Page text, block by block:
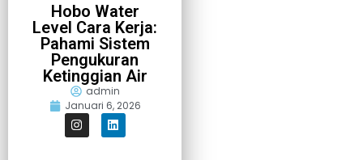
Hobo Water
Level Cara Kerja:
Pahami Sistem
Pengukuran
Ketinggian Air
admin
Januari 6, 2026